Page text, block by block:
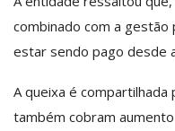
combinado com a
estar sendo pago desde
A queixa é
também cobram